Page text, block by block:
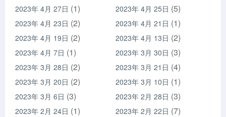
2023年 4月 27日 (1) 2023年 4月 25日 (5)
2023年 4月 23日 (2) 2023年 4月 21日 (1)
2023年 4月 19日 (2) 2023年 4月 13日 (2)
2023年 4月 7日 (1) 2023年 3月 30日 (3)
2023年 3月 28日 (2) 2023年 3月 21日 (4)
2023年 3月 20日 (2) 2023年 3月 10日 (1)
2023年 3月 6日 (3) 2023年 2月 28日 (3)
2023年 2月 24日 (1) 2023年 2月 22日 (7)